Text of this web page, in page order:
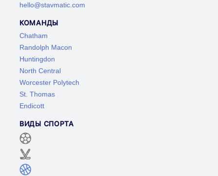
hello@stavmatic.com
КОМАНДЫ
Chatham
Randolph Macon
Huntingdon
North Central
Worcester Polytech
St. Thomas
Endicott
ВИДЫ СПОРТА